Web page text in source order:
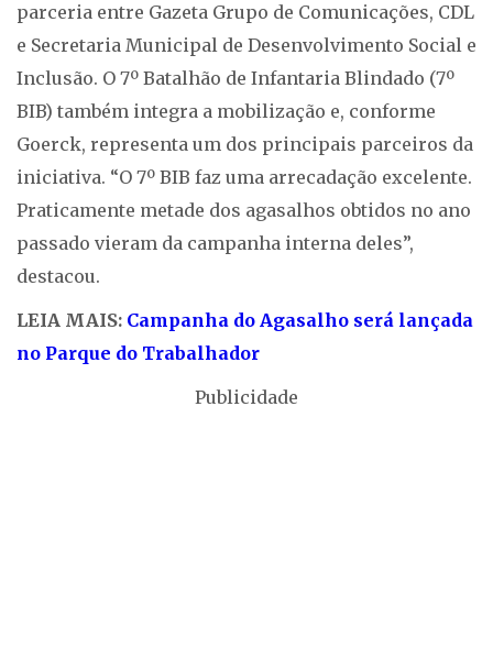
parceria entre Gazeta Grupo de Comunicações, CDL
e Secretaria Municipal de Desenvolvimento Social e
Inclusão. O 7º Batalhão de Infantaria Blindado (7º
BIB) também integra a mobilização e, conforme
Goerck, representa um dos principais parceiros da
iniciativa. “O 7º BIB faz uma arrecadação excelente.
Praticamente metade dos agasalhos obtidos no ano
passado vieram da campanha interna deles”,
destacou.
LEIA MAIS: Campanha do Agasalho será lançada
no Parque do Trabalhador
Publicidade